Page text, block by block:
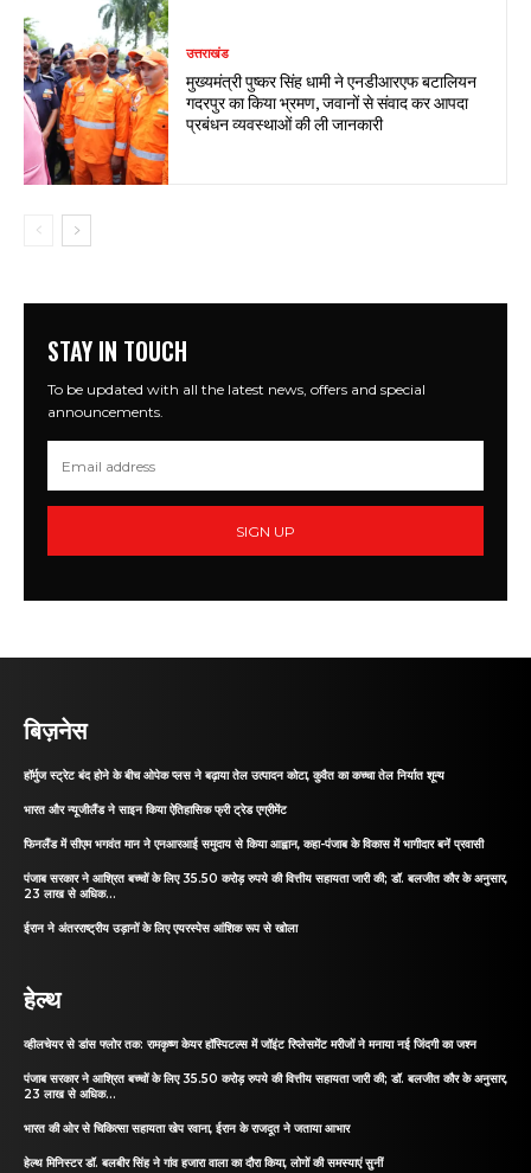
उत्तराखंड
मुख्यमंत्री पुष्कर सिंह धामी ने एनडीआरएफ बटालियन
गदरपुर का किया भ्रमण, जवानों से संवाद कर आपदा
प्रबंधन व्यवस्थाओं की ली जानकारी
STAY IN TOUCH
To be updated with all the latest news, offers and special
announcements.
SIGN UP
बिज़नेस
हॉर्मुज स्ट्रेट बंद होने के बीच ओपेक प्लस ने बढ़ाया तेल उत्पादन कोटा, कुवैत का कच्चा तेल निर्यात शून्य
भारत और न्यूजीलैंड ने साइन किया ऐतिहासिक फ्री ट्रेड एग्रीमेंट
फिनलैंड में सीएम भगवंत मान ने एनआरआई समुदाय से किया आह्वान, कहा-पंजाब के विकास में भागीदार बनें प्रवासी
पंजाब सरकार ने आश्रित बच्चों के लिए 35.50 करोड़ रुपये की वित्तीय सहायता जारी की; डॉ. बलजीत कौर के अनुसार,
23 लाख से अधिक...
ईरान ने अंतरराष्ट्रीय उड़ानों के लिए एयरस्पेस आंशिक रूप से खोला
हेल्थ
व्हीलचेयर से डांस फ्लोर तक: रामकृष्ण केयर हॉस्पिटल्स में जॉइंट रिप्लेसमेंट मरीजों ने मनाया नई जिंदगी का जश्न
पंजाब सरकार ने आश्रित बच्चों के लिए 35.50 करोड़ रुपये की वित्तीय सहायता जारी की; डॉ. बलजीत कौर के अनुसार,
23 लाख से अधिक...
भारत की ओर से चिकित्सा सहायता खेप रवाना, ईरान के राजदूत ने जताया आभार
हेल्थ मिनिस्टर डॉ. बलबीर सिंह ने गांव हजारा वाला का दौरा किया, लोगों की समस्याएं सुनीं